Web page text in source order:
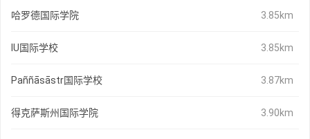
哈罗德国际学院 3.85km
IU国际学校 3.85km
Paññāsāstr国际学校 3.87km
得克萨斯州国际学院 3.90km